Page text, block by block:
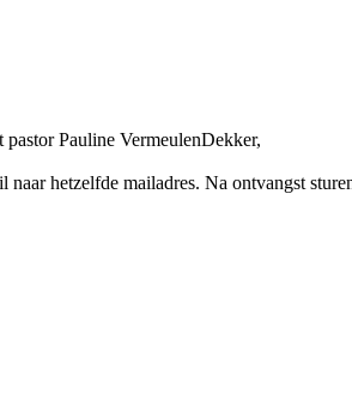
Pauline VermeulenDekker,
hetzelfde mailadres. Na ontvangst